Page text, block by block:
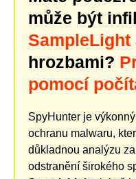
může být
SampleLight
hrozbami?
pomocí
SpyHunter je
ochranu malwaru,
důkladnou analýzu
odstranění širokého